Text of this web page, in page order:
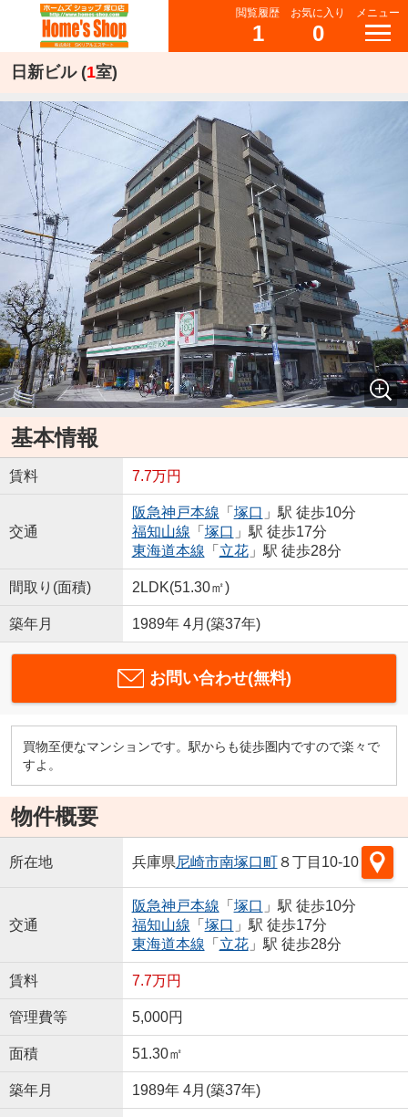
閲覧履歴
1
お気に入り
0
メニュー
日新ビル (1室)
基本情報
賃料 7.7万円
交通
阪急神戸本線 「 塚口 」駅 徒歩10分
福知山線 「 塚口 」駅 徒歩17分
東海道本線 「 立花」駅 徒歩28分
間取り(面積) 2LDK(51.30㎡)
築年月 1989年 4月(築37年)
お問い合わせ(無料)
買物至便なマンションです。駅からも徒歩圏内ですので楽々で
すよ。
物件概要
所在地 兵庫県尼崎市南塚口町８丁目10-10
交通
阪急神戸本線 「 塚口 」駅 徒歩10分
福知山線 「 塚口 」駅 徒歩17分
東海道本線 「 立花」駅 徒歩28分
賃料 7.7万円
管理費等 5,000円
面積 51.30㎡
築年月 1989年 4月(築37年)